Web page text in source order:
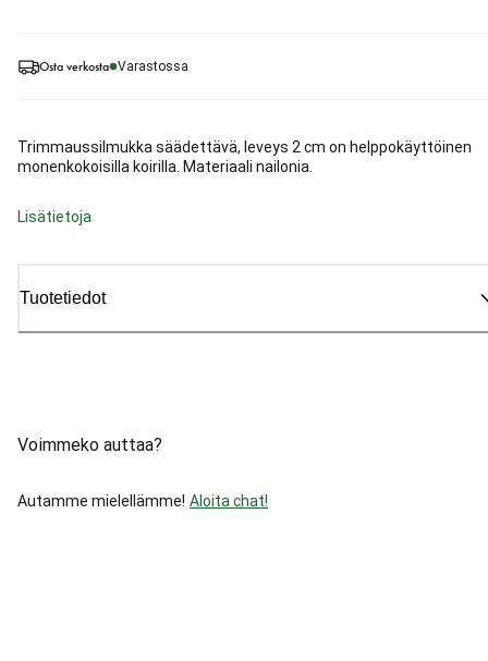
Osta verkosta Varastossa
Trimmaussilmukka säädettävä, leveys 2 cm on helppokäyttöinen
monenkokoisilla koirilla. Materiaali nailonia.
Lisätietoja
Tuotetiedot
Voimmeko auttaa?
Autamme mielellämme! Aloita chat!